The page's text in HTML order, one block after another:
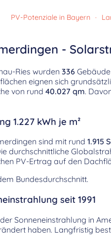
PV-Potenziale in Bayern ·
-
Ries wurden 336
eignen sich
von rund 40.027 qm.
1.227 kWh je m²
sind mit rund 1.915
durchschnittliche
PV-Ertrag auf den
Bundesdurchschnitt.
seit 1991
Sonneneinstrahlung in
haben. Langfristig